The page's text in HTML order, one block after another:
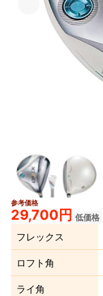
参考価格
29,700円 低価格
フレックス
ロフト角
ライ角